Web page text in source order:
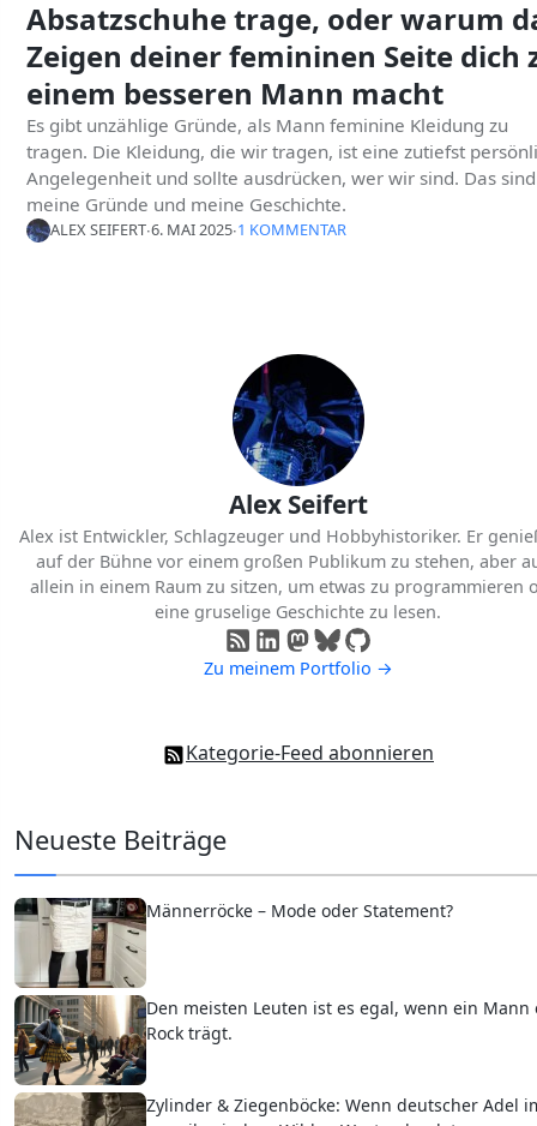
Absatzschuhe trage, oder warum
Zeigen deiner femininen Seite dich
einem besseren Mann macht
Es gibt unzählige Gründe, als Mann feminine Kleidung zu
tragen. Die Kleidung, die wir tragen, ist eine zutiefst
Angelegenheit und sollte ausdrücken, wer wir sind. Das sind
meine Gründe und meine Geschichte.
ALEX SEIFERT∙6. MAI 2025∙1 KOMMENTAR
Alex Seifert
Alex ist Entwickler, Schlagzeuger und Hobbyhistoriker. Er
auf der Bühne vor einem großen Publikum zu stehen, aber
allein in einem Raum zu sitzen, um etwas zu programmieren
eine gruselige Geschichte zu lesen.
Zu meinem Portfolio →
Kategorie-Feed abonnieren
Neueste Beiträge
Männerröcke – Mode oder Statement?
Den meisten Leuten ist es egal, wenn ein Mann
Rock trägt.
Zylinder & Ziegenböcke: Wenn deutscher Adel